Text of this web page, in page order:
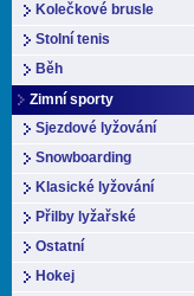
Kolečkové brusle
Stolní tenis
Běh
Zimní sporty
Sjezdové lyžování
Snowboarding
Klasické lyžování
Přilby lyžařské
Ostatní
Hokej